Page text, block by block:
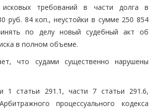
исковых требований в части долга в
руб. 84 коп., неустойки в сумме 250 854
по делу новый судебный акт об
в полном объеме.
что судами существенно нарушены
1 статьи 291.1, части 7 статьи 291.6,
процессуального кодекса